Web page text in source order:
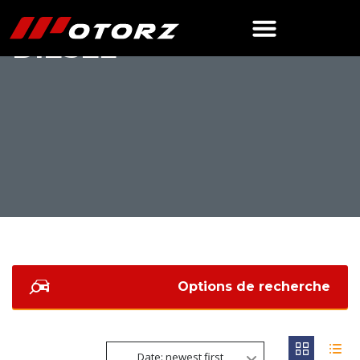
DIESEL
Options de recherche
Date: newest first